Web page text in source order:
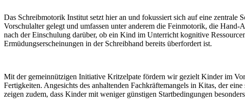
Das Schreibmotorik Institut setzt hier an und fokussiert sich auf eine
Vorschulalter gelegt und umfassen unter anderem die Feinmotorik, die
nach der Einschulung darüber, ob ein Kind im Unterricht kognitive
Ermüdungserscheinungen in der Schreibhand bereits überfordert ist.
Mit der gemeinnützigen Initiative Kritzelpate fördern wir gezielt Kinder im
Fertigkeiten. Angesichts des anhaltenden Fachkräftemangels in Kitas, der
zeigen zudem, dass Kinder mit weniger günstigen Startbedingungen